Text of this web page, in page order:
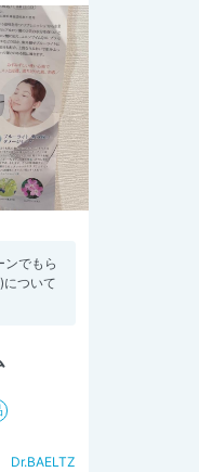
ンでもら
について
Dr.BAELTZ